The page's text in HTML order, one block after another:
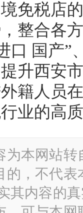
免税店
整合各
口 国产”
升西安
籍人员
业的高
为本网站
的，不代
其内容的